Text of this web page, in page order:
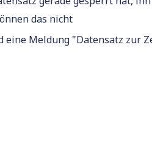
das nicht
eine Meldung "Datensatz zur